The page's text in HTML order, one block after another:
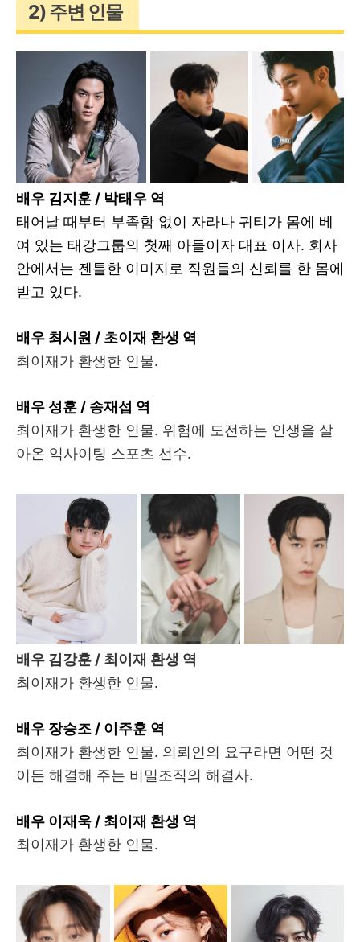
2) 주변 인물
배우 김지훈 / 박태우 역
태어날 때부터 부족함 없이 자라나 귀티가 몸에 베
여 있는 태강그룹의 첫째 아들이자 대표 이사. 회사
안에서는 젠틀한 이미지로 직원들의 신뢰를 한 몸에
받고 있다.
배우 최시원 / 초이재 환생 역
최이재가 환생한 인물.
배우 성훈 / 송재섭 역
최이재가 환생한 인물. 위험에 도전하는 인생을 살
아온 익사이팅 스포츠 선수.
배우 김강훈 / 최이재 환생 역
최이재가 환생한 인물.
배우 장승조 / 이주훈 역
최이재가 환생한 인물. 의뢰인의 요구라면 어떤 것
이든 해결해 주는 비밀조직의 해결사.
배우 이재욱 / 최이재 환생 역
최이재가 환생한 인물.